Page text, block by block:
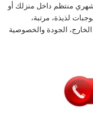
شهري منتظم داخل منزلك أو
لذيذة، مرتبة،
الجودة والخصوصية